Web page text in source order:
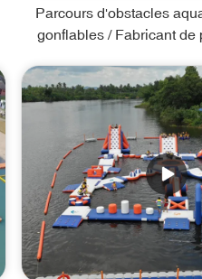
Parcours d'obstacles
gonflables / Fabricant de